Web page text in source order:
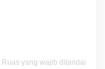
Ruas yang wajib ditandai